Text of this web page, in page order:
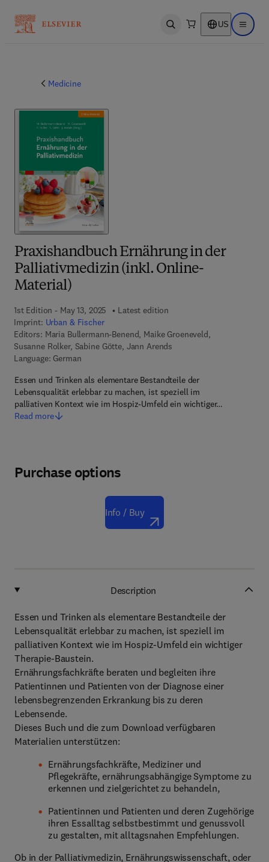
Open search US Open
Medicine
Praxishandbuch Ernährung in der
Palliativmedizin (inkl. Online-
Material)
1st Edition - May 13, 2025
Latest edition
Imprint: Urban & Fischer
Editors: Maria Bullermann-Benend, Maike Groeneveld,
Susanne Rolker, Sabine Götte, Jann Arends
Language: German
Essen und Trinken als elementare Bestandteile der
Lebensqualität erlebbar zu machen, ist speziell im
palliativen Kontext wie im Hospiz-Umfeld ein wichtiger…
Read more
Purchase options
Info / Buy
Description
Essen und Trinken als elementare Bestandteile der
Lebensqualität erlebbar zu machen, ist speziell im
palliativen Kontext wie im Hospiz-Umfeld ein wichtiger
Therapie-Baustein.
Ernährungsfachkräfte beraten und begleiten ihre
Patientinnen und Patienten von der Diagnose einer
lebensbegrenzenden Erkrankung bis zu deren
Lebensende.
Dieses Buch und die zum Download verfügbaren
Materialien unterstützen:
Ernährungsfachkräfte, Mediziner und
Pflegekräfte, ernährungsabhängige Symptome zu
erkennen und zielgerichtet zu behandeln,
Patientinnen und Patienten und deren Zugehörige
ihren Essalltag selbstbestimmt und genussvoll
zu gestalten, mit alltagsnahen Empfehlungen.
Ob in der Palliativmedizin, Ernährungswissenschaft, oder